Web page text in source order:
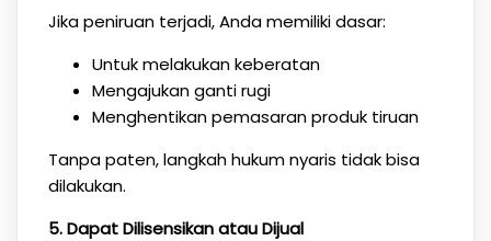
Jika peniruan terjadi, Anda memiliki dasar:
Untuk melakukan keberatan
Mengajukan ganti rugi
Menghentikan pemasaran produk tiruan
Tanpa paten, langkah hukum nyaris tidak bisa
dilakukan.
5. Dapat Dilisensikan atau Dijual